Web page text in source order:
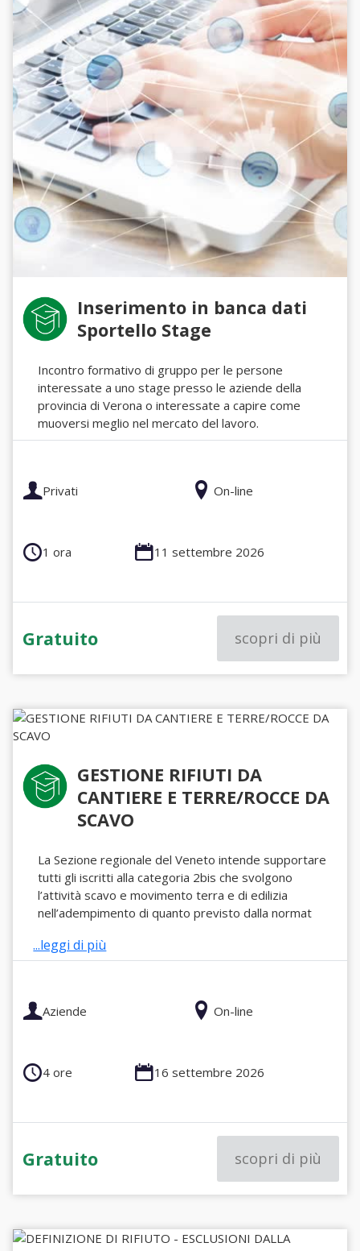
Inserimento in banca dati
Sportello Stage
Incontro formativo di gruppo per le persone
interessate a uno stage presso le aziende della
provincia di Verona o interessate a capire come
muoversi meglio nel mercato del lavoro.
Privati On-line
1 ora 11 settembre 2026
Gratuito scopri di più
GESTIONE RIFIUTI DA
CANTIERE E TERRE/ROCCE DA
SCAVO
La Sezione regionale del Veneto intende supportare
tutti gli iscritti alla categoria 2bis che svolgono
l’attività scavo e movimento terra e di edilizia
nell’adempimento di quanto previsto dalla normat
...leggi di più
Aziende On-line
4 ore 16 settembre 2026
Gratuito scopri di più